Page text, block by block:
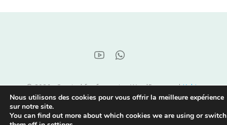
© 2026 . Created for free using WordPress andKubio
Nous utilisons des cookies pour vous offrir la meilleure expérience
sur notre site.
You can find out more about which cookies we are using or switch